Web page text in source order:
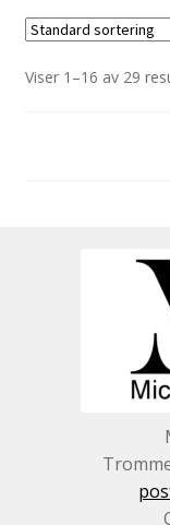
Viser 1–16 av 29